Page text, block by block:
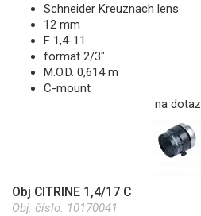
Schneider Kreuznach lens
12 mm
F 1,4-11
format 2/3"
M.O.D. 0,614 m
C-mount
na dotaz
Obj CITRINE 1,4/17 C
Obj. číslo: 10170041